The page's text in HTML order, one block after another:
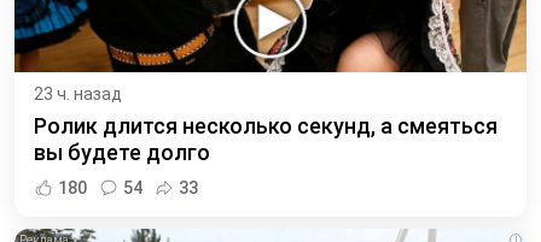
23 ч. назад
Ролик длится несколько секунд, а смеяться
вы будете долго
180 54 33
i